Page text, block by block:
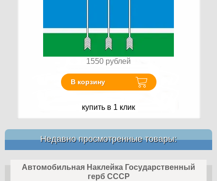
1550 рублей
В корзину
купить в 1 клик
Недавно просмотренные товары:
Автомобильная Наклейка Государственный
герб СССР